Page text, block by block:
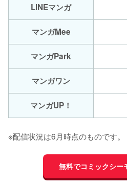
LINEマンガ
マンガMee
マンガPark
マンガワン
マンガUP！
※配信状況は6月時点のものです。
無料でコミックシー